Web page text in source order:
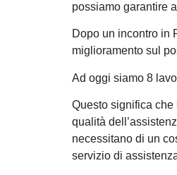
possiamo garantire
Dopo un incontro in
miglioramento sul
Ad oggi siamo 8
Questo significa
qualità
necessitano di un
servizio di